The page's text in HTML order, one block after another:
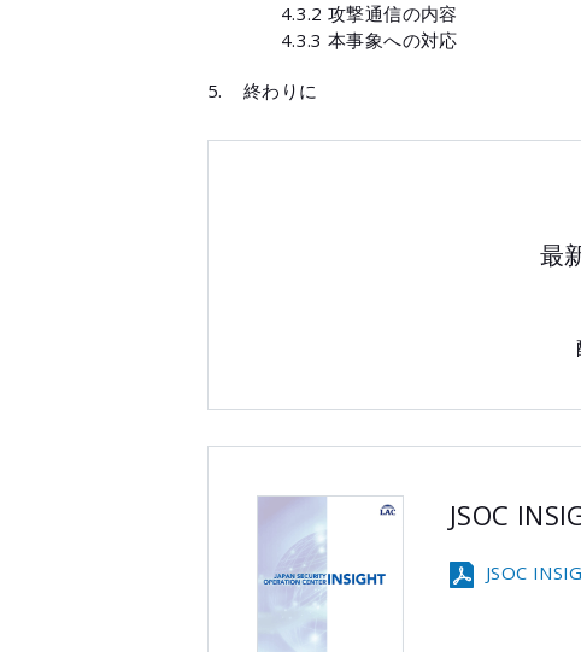
4.3.2 攻撃通信の内容
4.3.3 本事象への対応
終わりに
最
JSOC
JSOC